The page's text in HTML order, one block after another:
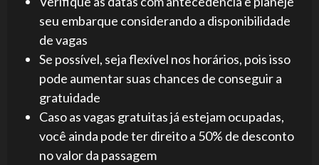
seu embarque considerando a disponibilidade
de vagas
Se possível, seja flexível nos horários, pois isso
pode aumentar suas chances de conseguir a
gratuidade
Caso as vagas gratuitas já estejam ocupadas,
você ainda pode ter direito a 50% de desconto
no valor da passagem